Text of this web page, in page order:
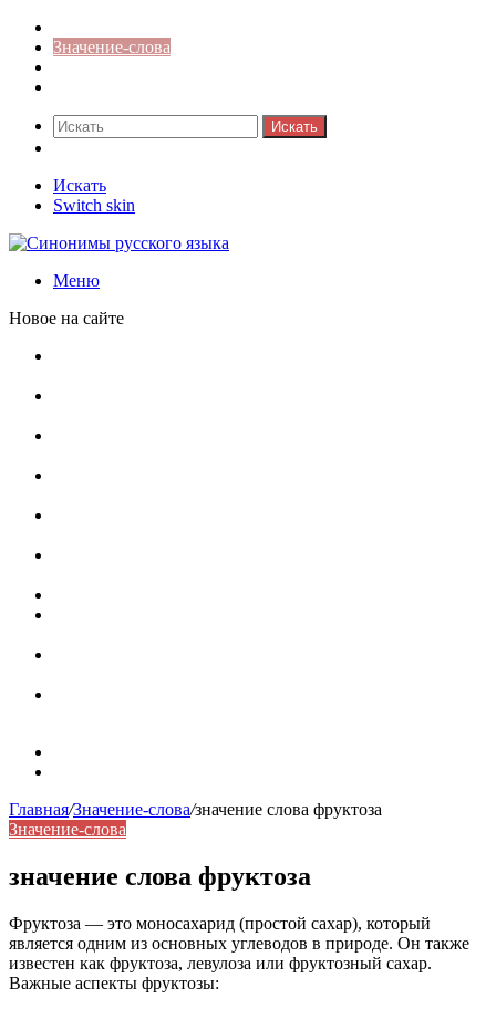
Значение-слова
Искать
Искать
Switch skin
Меню
Новое на сайте
Главная/Значение-слова/значение слова фруктоза
Значение-слова
значение слова фруктоза
Фруктоза — это моносахарид (простой сахар), который
является одним из основных углеводов в природе. Он также
известен как фруктоза, левулоза или фруктозный сахар.
Важные аспекты фруктозы: